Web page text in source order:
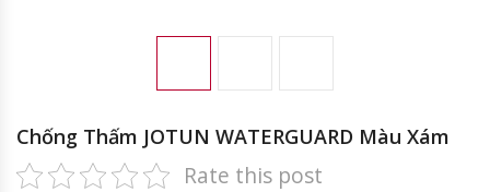
Chống Thấm JOTUN WATERGUARD Màu Xám
Rate this post